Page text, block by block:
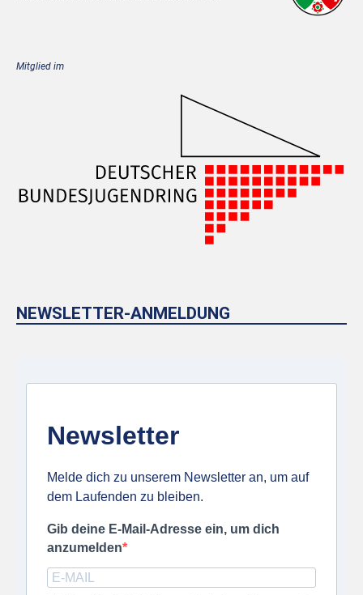
Mitglied im
NEWSLETTER-ANMELDUNG
Newsletter
Melde dich zu unserem Newsletter an, um auf
dem Laufenden zu bleiben.
Gib deine E-Mail-Adresse ein, um dich
anzumelden